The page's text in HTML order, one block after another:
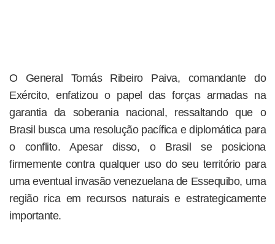
O General Tomás Ribeiro Paiva, comandante do
Exército, enfatizou o papel das forças armadas na
garantia da soberania nacional, ressaltando que o
Brasil busca uma resolução pacífica e diplomática para
o conflito. Apesar disso, o Brasil se posiciona
firmemente contra qualquer uso do seu território para
uma eventual invasão venezuelana de Essequibo, uma
região rica em recursos naturais e estrategicamente
importante.